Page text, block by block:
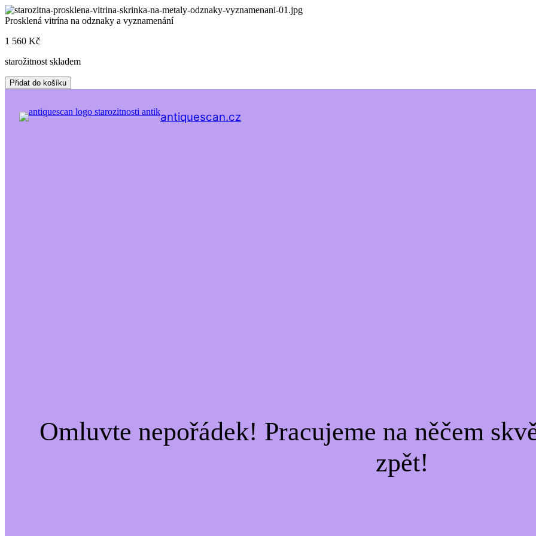
Skip
to
Prosklená vitrína na odznaky a vyznamenání
1 560 Kč
starožitnost skladem
Prosklená
vitrína
odznaky
Přidat do košíku
antiquescan.cz
Omluvte nepořádek! Pracujeme na něčem
zpět!